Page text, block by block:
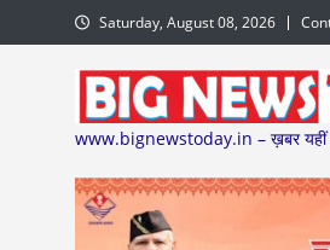
to
Saturday, August 08, 2026
www.bignewstoday.in – ख़बर यहीं